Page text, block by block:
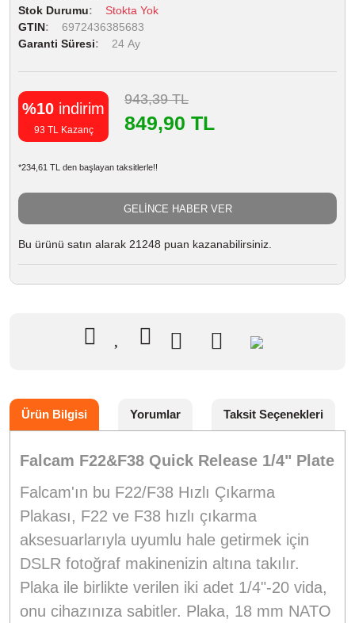
Stok Durumu
Stokta Yok
GTIN
6972436385683
Garanti Süresi
24 Ay
%10 indirim
93 TL Kazanç
943,39 TL
849,90 TL
*234,61 TL den başlayan taksitlerle!!
GELİNCE HABER VER
Bu ürünü satın alarak 21248 puan kazanabilirsiniz.
Ürün Bilgisi Yorumlar Taksit Seçenekleri
Falcam F22&F38 Quick Release 1/4" Plate
Falcam'ın bu F22/F38 Hızlı Çıkarma
Plakası, F22 ve F38 hızlı çıkarma
aksesuarlarıyla uyumlu hale getirmek için
DSLR fotoğraf makinenizin altına takılır.
Plaka ile birlikte verilen iki adet 1/4"-20 vida,
onu cihazınıza sabitler. Plaka, 18 mm NATO